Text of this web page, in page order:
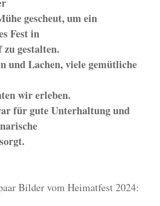
gescheut, um ein
Fest in
gestalten.
und Lachen, viele gemütliche
wir erleben.
für gute Unterhaltung und
Bilder vom Heimatfest 2024: